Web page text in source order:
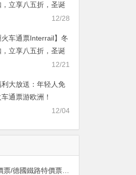
立享八五折，圣诞
12/28
火车通票Interrail】冬
立享八五折，圣诞
12/21
大放送：年轻人免
通票游欧洲！
12/04
如何購買德國鐵路的特價票/德國鐵路特價票攻略/德國鐵路通票攻略